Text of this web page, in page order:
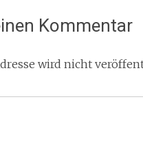
Kommentar
wird nicht